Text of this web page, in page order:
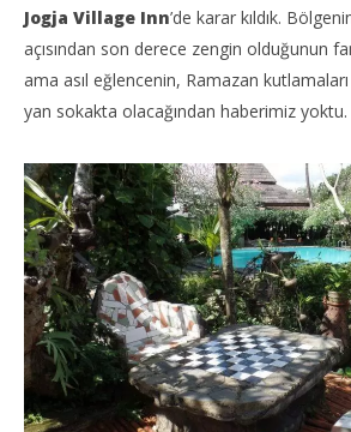
Jogja Village Inn’de karar kıldık.
açısından son derece zengin olduğunun
ama asıl eğlencenin, Ramazan
yan sokakta olacağından haberimiz yoktu.